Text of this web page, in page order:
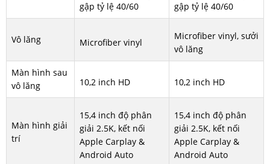
gập tỷ lệ 40/60
gập tỷ lệ 40/60
Vô lăng Microfiber vinyl
Microfiber vinyl, sưởi
vô lăng
Màn hình sau
vô lăng
10,2 inch HD 10,2 inch HD
Màn hình giải
trí
15,4 inch độ phân
giải 2.5K, kết nối
Apple Carplay &
Android Auto
15,4 inch độ phân
giải 2.5K, kết nối
Apple Carplay &
Android Auto